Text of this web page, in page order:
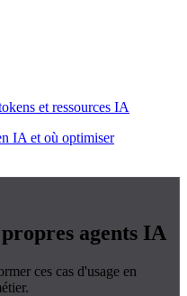
et ressources IA
IA et où optimiser
agents IA
ces cas d'usage en